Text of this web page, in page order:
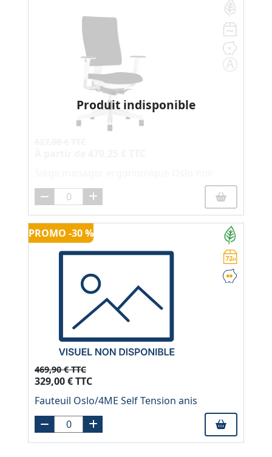
Produit indisponible
PROMO -30 %
469,90 € TTC
329,00 € TTC
Fauteuil Oslo/4ME Self Tension anis